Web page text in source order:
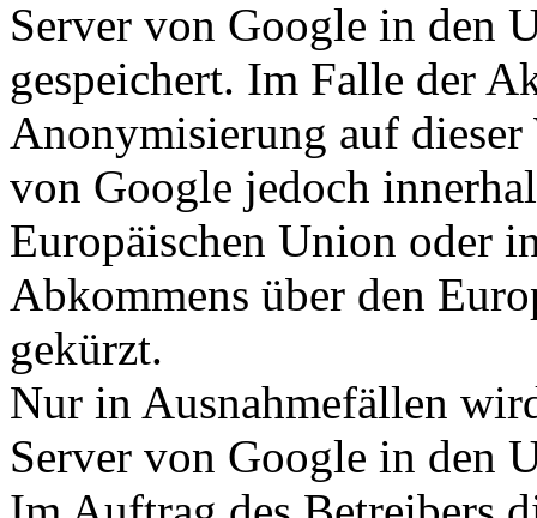
Server von Google in den
gespeichert. Im Falle der
Anonymisierung auf
von Google jedoch
Europäischen Union oder
Abkommens über den
gekürzt.
Nur in Ausnahmefällen
Server von Google in den